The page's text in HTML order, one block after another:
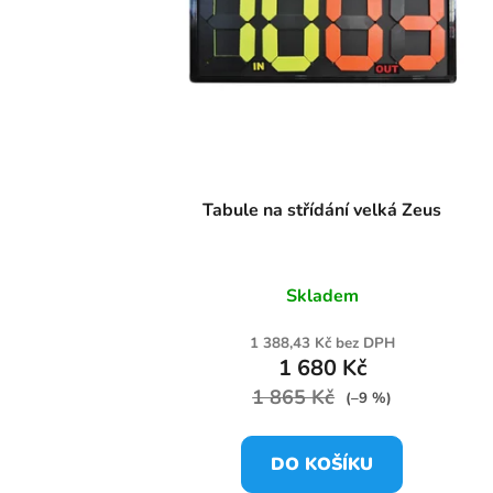
Tabule na střídání velká Zeus
Skladem
1 388,43 Kč bez DPH
1 680 Kč
1 865 Kč (–9 %)
DO KOŠÍKU